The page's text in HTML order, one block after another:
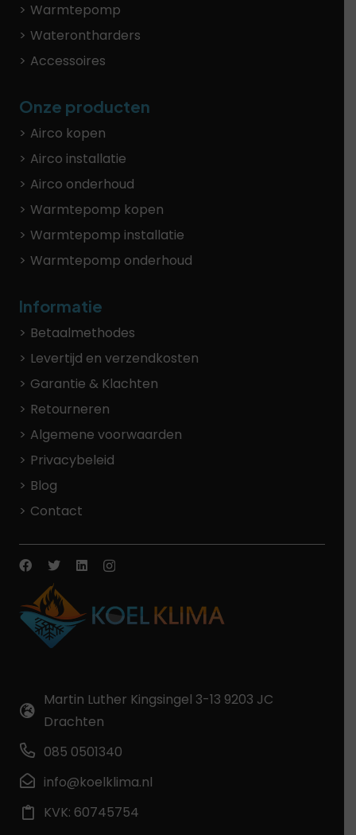
Warmtepomp
Waterontharders
Accessoires
Onze producten
Airco kopen
Airco installatie
Airco onderhoud
Warmtepomp kopen
Warmtepomp installatie
Warmtepomp onderhoud
Informatie
Betaalmethodes
Levertijd en verzendkosten
Garantie & Klachten
Retourneren
Algemene voorwaarden
Privacybeleid
Blog
Contact
Martin Luther Kingsingel 3-13 9203 JC
Drachten
085 0501340
info@koelklima.nl
KVK: 60745754